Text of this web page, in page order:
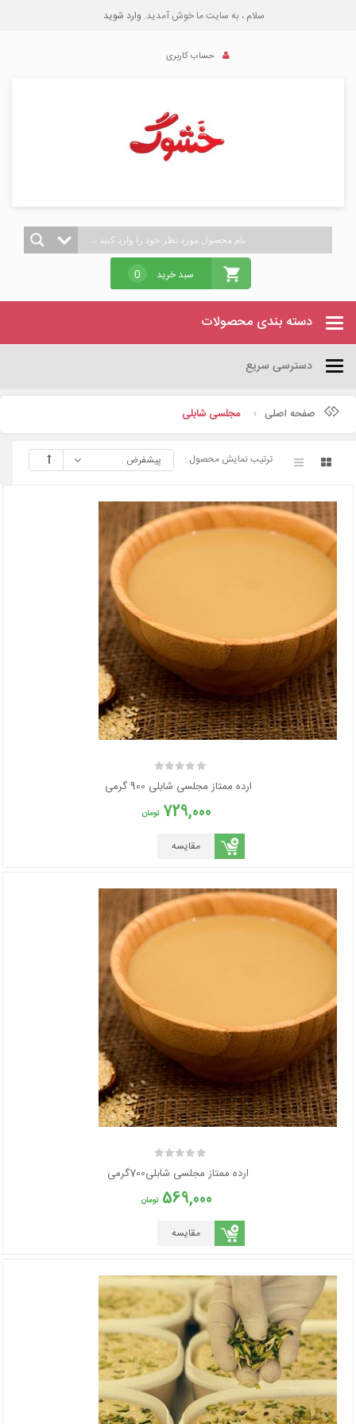
سلام ، به سایت ما خوش آمدید. وارد شوید
حساب کاربری
سبد خرید 0
دسته بندی محصولاتCategories
دسترسی سریع
Categories
صفحه اصلی مجلسی شابلی
ترتیب نمایش محصول : پیشفرض
ارده ممتاز مجلسی شابلی 900 گرمی
729,000 تومان
مقایسه
ارده ممتاز مجلسی شابلی700گرمی
569,000 تومان
مقایسه